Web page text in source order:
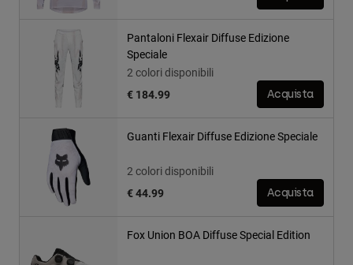
Pantaloni Flexair Diffuse Edizione
Speciale
2 colori disponibili
€ 184.99
Acquista
Guanti Flexair Diffuse Edizione Speciale
2 colori disponibili
€ 44.99
Acquista
Fox Union BOA Diffuse Special Edition